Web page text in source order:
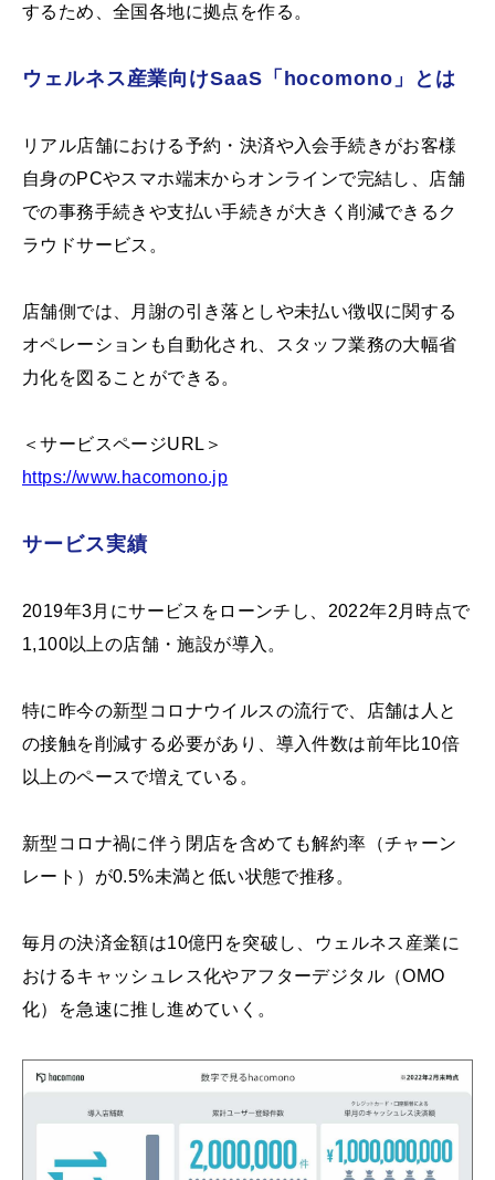
するため、全国各地に拠点を作る。
ウェルネス産業向けSaaS「hocomono」とは
リアル店舗における予約・決済や入会手続きがお客様
自身のPCやスマホ端末からオンラインで完結し、店舗
での事務手続きや支払い手続きが大きく削減できるク
ラウドサービス。
店舗側では、月謝の引き落としや未払い徴収に関する
オペレーションも自動化され、スタッフ業務の大幅省
力化を図ることができる。
＜サービスページURL＞
https://www.hacomono.jp
サービス実績
2019年3月にサービスをローンチし、2022年2月時点で
1,100以上の店舗・施設が導入。
特に昨今の新型コロナウイルスの流行で、店舗は人と
の接触を削減する必要があり、導入件数は前年比10倍
以上のペースで増えている。
新型コロナ禍に伴う閉店を含めても解約率（チャーン
レート）が0.5%未満と低い状態で推移。
毎月の決済金額は10億円を突破し、ウェルネス産業に
おけるキャッシュレス化やアフターデジタル（OMO
化）を急速に推し進めていく。